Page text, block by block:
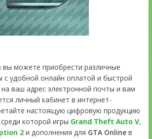
вы можете приобрести различные
удобной онлайн оплатой и быстрой
ваш адрес электронной почты и вам
личный кабинет в интернет-
настоящую цифровую продукцию
которой игры Grand Theft Auto V,
2и дополнения для GTA Onlineв